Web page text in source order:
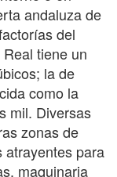
andaluza de
del
tiene un
la de
como la
mil. Diversas
zonas de
atrayentes para
maquinaria